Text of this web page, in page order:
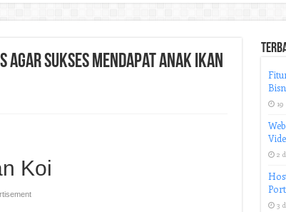
Sukses Mendapat Anak Ikan
Koi
2
3